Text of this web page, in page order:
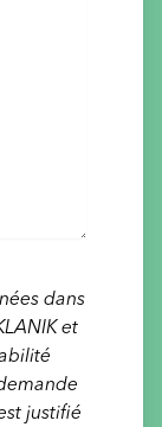
dans
et
justifié